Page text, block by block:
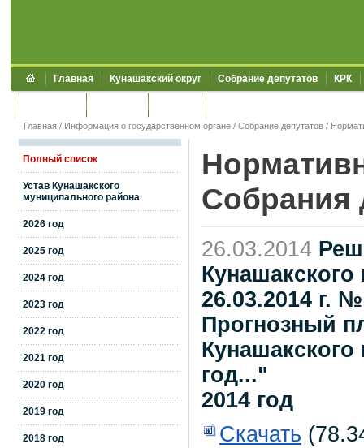
Главная Кунашакский округ Собрание депутатов КРК
Главная / Информация о государственном органе / Собрание депутатов /
Полный список
Устав Кунашакского
муниципального района
2026 год
2025 год
2024 год
2023 год
2022 год
2021 год
2020 год
2019 год
2018 год
Собрания
26.03.2014
26.03.2014 г.
Прогнозный
год..."
2014 год
Скачать